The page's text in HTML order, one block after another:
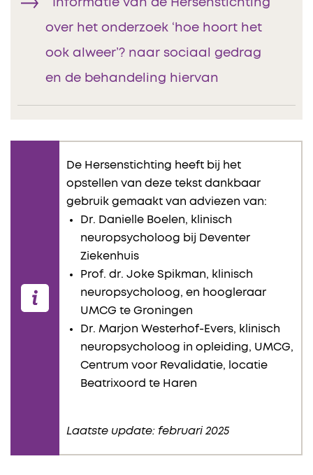
Informatie van de Hersenstichting
over het onderzoek ‘hoe hoort het
ook alweer’? naar sociaal gedrag
en de behandeling hiervan
De Hersenstichting heeft bij het
opstellen van deze tekst dankbaar
gebruik gemaakt van adviezen van:
Dr. Danielle Boelen, klinisch
neuropsycholoog bij Deventer
Ziekenhuis
Prof. dr. Joke Spikman, klinisch
neuropsycholoog, en hoogleraar
UMCG te Groningen
Dr. Marjon Westerhof-Evers, klinisch
neuropsycholoog in opleiding, UMCG,
Centrum voor Revalidatie, locatie
Beatrixoord te Haren
Laatste update: februari 2025